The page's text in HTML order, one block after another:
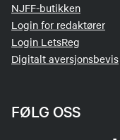
NJFF-butikken
Login for redaktører
Login LetsReg
Digitalt aversjonsbevis
FØLG OSS